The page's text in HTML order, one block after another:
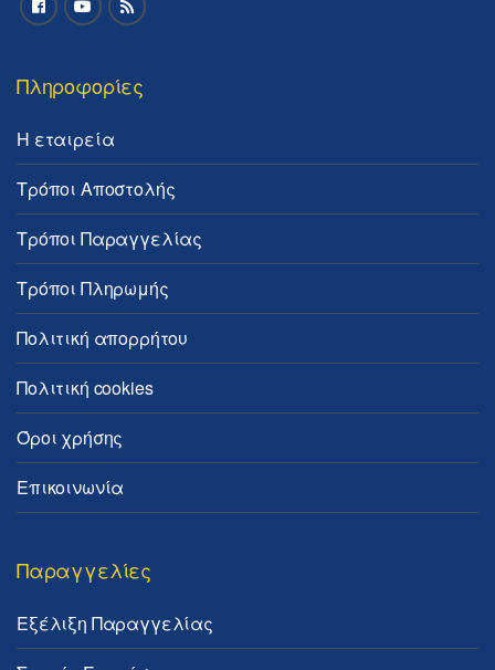
Πληροφορίες
Η εταιρεία
Τρόποι Αποστολής
Τρόποι Παραγγελίας
Τρόποι Πληρωμής
Πολιτική απορρήτου
Πολιτική cookies
Όροι χρήσης
Επικοινωνία
Παραγγελίες
Εξέλιξη Παραγγελίας